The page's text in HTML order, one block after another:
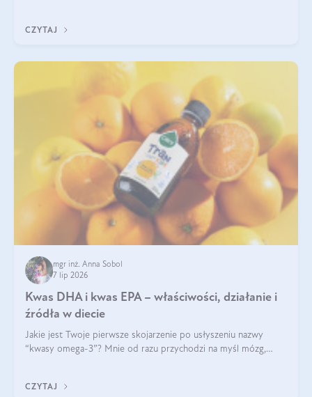
CZYTAJ
mgr inż. Anna Sobol
7 lip 2026
Kwas DHA i kwas EPA – właściwości, działanie i
źródła w diecie
Jakie jest Twoje pierwsze skojarzenie po usłyszeniu nazwy
“kwasy omega-3”? Mnie od razu przychodzi na myśl mózg,
EPA.
CZYTAJ